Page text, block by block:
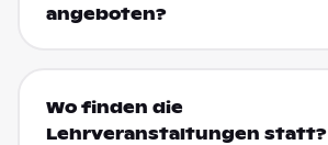
angeboten?
Wo finden die
Lehrveranstaltungen statt?